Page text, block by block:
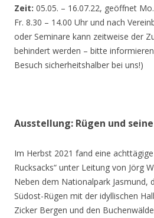
Zeit: 05.05. – 16.07.22, geöffnet
Fr. 8.30 – 14.00 Uhr und nach
oder Seminare kann zeitweise der
behindert werden – bitte
Besuch sicherheitshalber bei uns!)
Ausstellung: Rügen und
Im Herbst 2021 fand eine
Rucksacks“ unter Leitung von Jörg
Neben dem Nationalpark Jasmund,
Südost-Rügen mit der idyllischen
Zicker Bergen und den